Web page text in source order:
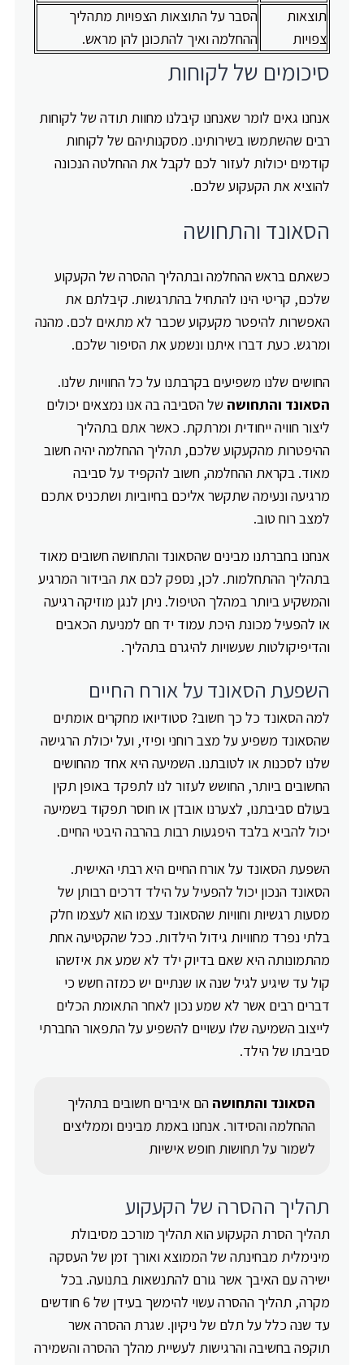
תוצאות
צפויות
הסבר על התוצאות הצפויות מתהליך
ההחלמה ואיך להתכונן להן מראש.
סיכומים של לקוחות
אנחנו גאים לומר שאנחנו קיבלנו מחוות תודה של לקוחות
רבים שהשתמשו בשירותינו. מסקנותיהם של לקוחות
קודמים יכולות לעזור לכם לקבל את ההחלטה הנכונה
להוציא את הקעקוע שלכם.
הסאונד והתחושה
כשאתם בראש ההחלמה ובתהליך ההסרה של הקעקוע
שלכם, קריטי הינו להתחיל בהתרגשות. קיבלתם את
האפשרות להיפטר מקעקוע שכבר לא מתאים לכם. מהנה
ומרגש. כעת דברו איתנו ונשמע את הסיפור שלכם.
החושים שלנו משפיעים בקרבתנו על כל החוויות שלנו.
הסאונד והתחושה של הסביבה בה אנו נמצאים יכולים
ליצור חוויה ייחודית ומרתקת. כאשר אתם בתהליך
ההיפטרות מהקעקוע שלכם, תהליך ההחלמה יהיה חשוב
מאוד. בקראת ההחלמה, חשוב להקפיד על סביבה
מרגיעה ונעימה שתקשר אליכם בחיוביות ושתכניס אתכם
למצב רוח טוב.
אנחנו בחברתנו מבינים שהסאונד והתחושה חשובים מאוד
בתהליך ההתחלמות. לכן, נספק לכם את הבידור המרגיע
והמשקיע ביותר במהלך הטיפול. ניתן לנגן מוזיקה רגיעה
או להפעיל מכונת היכת עמוד יד חם למניעת הכאבים
והדיפיקולטות שעשויות להיגרם בתהליך.
השפעת הסאונד על אורח החיים
למה הסאונד כל כך חשוב? סטודיואו מחקרים אומתים
שהסאונד משפיע על מצב רוחני ופיזי, ועל יכולת הרגישה
שלנו לסכנות או לטובתנו. השמיעה היא אחד מהחושים
החשובים ביותר, החושש לעזור לנו לתפקד באופן תקין
בעולם סביבתנו, לצערנו אובדן או חוסר תפקוד בשמיעה
יכול להביא בלבד היפגעות רבות בהרבה היבטי החיים.
השפעת הסאונד על אורח החיים היא רבתי האישית.
הסאונד הנכון יכול להפעיל על הילד דרכים רבותן של
מסעות רגשיות וחוויות שהסאונד עצמו הוא לעצמו חלק
בלתי נפרד מחוויות גידול הילדות. ככל שהקטיעה אחת
מהתמונותה היא שאם בדיוק ילד לא שמע את איזשהו
קול עד שיגיע לגיל שנה או שנתיים יש כמזה חשש כי
דברים רבים אשר לא שמע נכון לאחר התאומת הכלים
לייצוב השמיעה שלו עשויים להשפיע על התפאור החברתי
סביבתו של הילד.
הסאונד והתחושה הם איברים חשובים בתהליך
ההחלמה והסידור. אנחנו באמת מבינים וממליצים
לשמור על תחושות חופש אישיות
תהליך ההסרה של הקעקוע
תהליך הסרת הקעקוע הוא תהליך מורכב מסיבולת
מינימלית מבחינתה של הממוצא ואורך זמן של העסקה
ישירה עם האיבך אשר גורם להתנשאות בתנועה. בכל
מקרה, תהליך ההסרה עשוי להימשך בעידן של 6 חודשים
עד שנה כלל על תלם של ניקיון. שגרת ההסרה אשר
תוקפה בחשיבה והרגישות לעשיית מהלך ההסרה והשמירה